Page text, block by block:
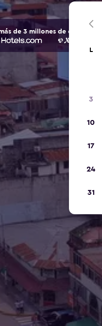
de 3 millones de opciones
L
3
10
17
24
31